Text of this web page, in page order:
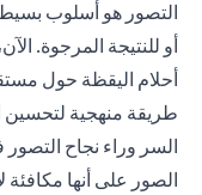
التصور هو أسلوب
أو للنتيجة المرجوة.
أحلام اليقظة حول
طريقة منهجية لتحسين
السر وراء نجاح التصور
الصور على أنها مكافئة